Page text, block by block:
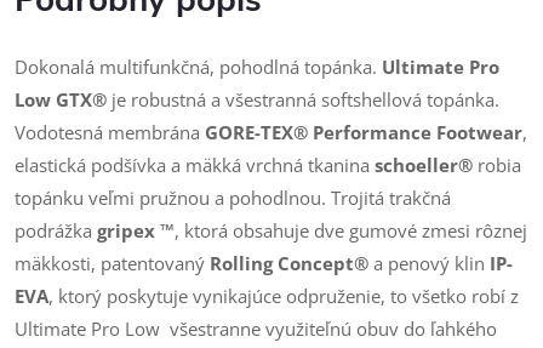
Dokonalá multifunkčná, pohodlná topánka. Ultimate Pro
Low GTX® je robustná a všestranná softshellová topánka.
Vodotesná membrána GORE-TEX® Performance Footwear,
elastická podšívka a mäkká vrchná tkanina schoeller® robia
topánku veľmi pružnou a pohodlnou. Trojitá trakčná
podrážka gripex ™, ktorá obsahuje dve gumové zmesi rôznej
mäkkosti, patentovaný Rolling Concept® a penový klin IP-
EVA, ktorý poskytuje vynikajúce odpruženie, to všetko robí z
Ultimate Pro Low všestranne využiteľnú obuv do ľahkého